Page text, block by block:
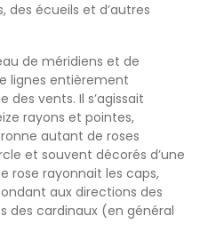
des écueils et d’autres
de méridiens et de
lignes entièrement
des vents. Il s’agissait
rayons et pointes,
autant de roses
et souvent décorés d’une
rose rayonnait les caps,
aux directions des
des cardinaux (en général